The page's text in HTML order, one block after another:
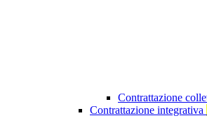
Contrattazione
Contrattazione integrativa